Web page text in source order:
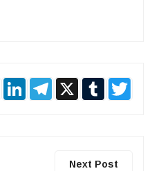
WhatsAppLinkedInTelegram
X Tumblr
Next Post